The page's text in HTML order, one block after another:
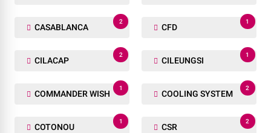
CASABLANCA
2
CFD
1
CILACAP
2
CILEUNGSI
1
COMMANDER WISH
1
COOLING SYSTEM
2
COTONOU
1
CSR
2